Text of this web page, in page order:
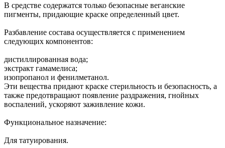
В средстве содержатся только безопасные веганские
пигменты, придающие краске определенный цвет.
Разбавление состава осуществляется с применением
следующих компонентов:
дистиллированная вода;
экстракт гамамелиса;
изопропанол и фенилметанол.
Эти вещества придают краске стерильность и безопасность, а
также предотвращают появление раздражения, гнойных
воспалений, ускоряют заживление кожи.
Функциональное назначение:
Для татуирования.